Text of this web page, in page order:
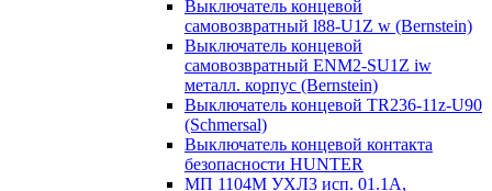
Выключатель концевой
самовозвратный l88-U1Z w (Bernstein)
Выключатель концевой
самовозвратный ENM2-SU1Z iw
металл. корпус (Bernstein)
Выключатель концевой TR236-11z-U90
(Schmersal)
Выключатель концевой контакта
безопасности HUNTER
МП 1104М УХЛ3 исп. 01.1А,